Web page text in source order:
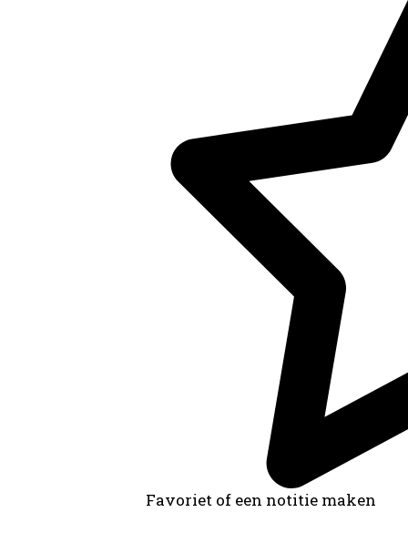
Favoriet of een notitie maken